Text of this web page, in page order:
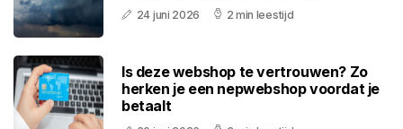
24 juni 2026 2 min leestijd
Is deze webshop te vertrouwen? Zo
herken je een nepwebshop voordat je
betaalt